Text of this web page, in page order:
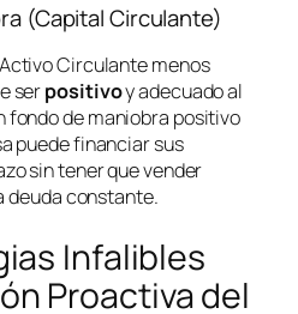
(Capital Circulante)
Circulante menos
serpositivoy adecuado al
fondo de maniobra positivo
puede financiar sus
sin tener que vender
deuda constante.
Infalibles
Proactiva del